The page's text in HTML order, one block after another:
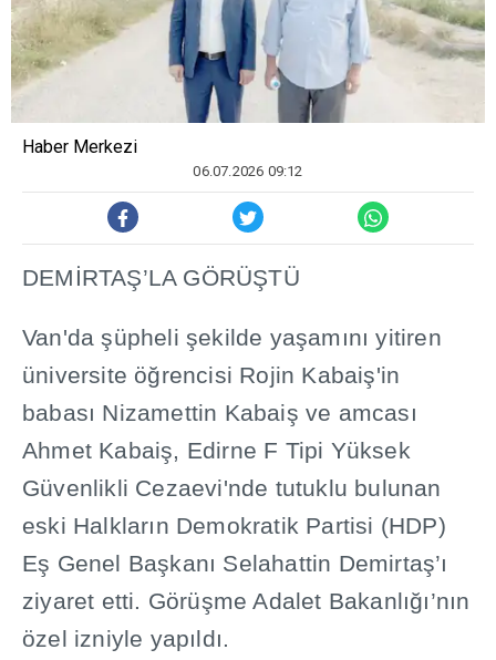
Haber Merkezi
06.07.2026 09:12
DEM İRTAŞ’LA GÖRÜŞTÜ
Van'daşüphelişekilde yaşam ını yitiren
üniversite öğrencisi Rojin Kabaiş'in
babası Nizamettin Kabaiş ve amcası
Ahmet Kabaiş, Edirne F Tipi Yüksek
Güvenlikli Cezaevi'nde tutuklu bulunan
eski Halkların Demokratik Partisi (HDP)
Eş Genel Başkanı Selahattin Demirtaş’ı
ziyaret etti. Görüşme Adalet Bakanlığı’nın
özel izniyle yapıldı.